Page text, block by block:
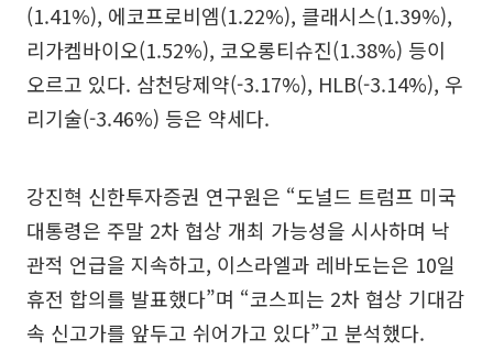
(1.41%), 에코프로비엠(1.22%), 클래시스(1.39%),
리가켐바이오(1.52%), 코오롱티슈진(1.38%) 등이
오르고 있다. 삼천당제약(-3.17%), HLB(-3.14%), 우
리기술(-3.46%) 등은 약세다.
강진혁 신한투자증권 연구원은 “도널드 트럼프 미국
대통령은 주말 2차 협상 개최 가능성을 시사하며 낙
관적 언급을 지속하고, 이스라엘과 레바도는은 10일
휴전 합의를 발표했다”며 “코스피는 2차 협상 기대감
속 신고가를 앞두고 쉬어가고 있다”고 분석했다.